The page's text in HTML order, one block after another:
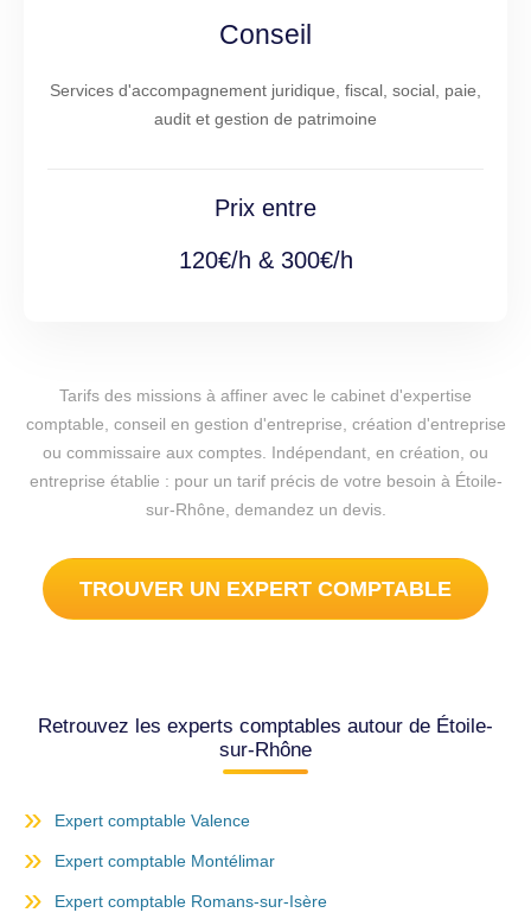
Conseil
Services d'accompagnement juridique, fiscal, social, paie,
audit et gestion de patrimoine
Prix entre
120€/h & 300€/h
Tarifs des missions à affiner avec le cabinet d'expertise
comptable, conseil en gestion d'entreprise, création d'entreprise
ou commissaire aux comptes. Indépendant, en création, ou
entreprise établie : pour un tarif précis de votre besoin à Étoile-
sur-Rhône, demandez un devis.
TROUVER UN EXPERT COMPTABLE
Retrouvez les experts comptables autour de Étoile-
sur-Rhône
Expert comptable Valence
Expert comptable Montélimar
Expert comptable Romans-sur-Isère